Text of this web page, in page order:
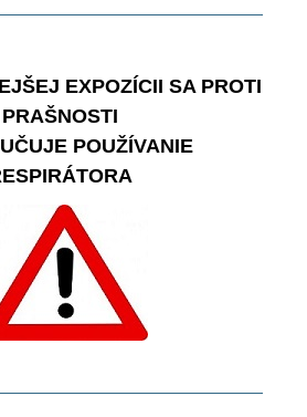
EXPOZÍCII SA PROTI
PRAŠNOSTI
POUŽÍVANIE